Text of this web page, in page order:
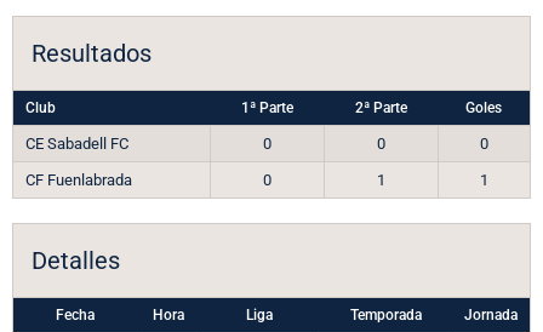
Resultados
Club 1ª Parte 2ª Parte Goles
CE Sabadell FC 0 0
0
CF Fuenlabrada
0 1 1
Detalles
Fecha Hora Liga Temporada Jornada